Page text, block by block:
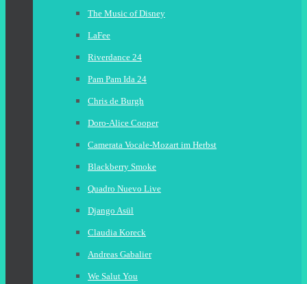
The Music of Disney
LaFee
Riverdance 24
Pam Pam Ida 24
Chris de Burgh
Doro-Alice Cooper
Camerata Vocale-Mozart im Herbst
Blackberry Smoke
Quadro Nuevo Live
Django Asül
Claudia Koreck
Andreas Gabalier
We Salut You